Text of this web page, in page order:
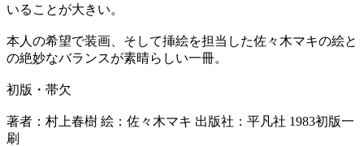
いることが大きい。
本人の希望で装画、そして挿絵を担当した佐々木マキの絵と
の絶妙なバランスが素晴らしい一冊。
初版・帯欠
著者：村上春樹 絵：佐々木マキ 出版社：平凡社 1983初版一
刷